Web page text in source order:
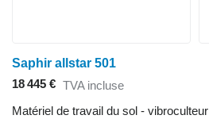
Saphir allstar 501
18 445 € TVA incluse
Matériel de travail du sol - vibroculteur